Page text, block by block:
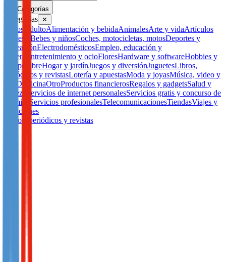
Categorías
Categorías ✕
Todos AdultoAlimentación y bebidaAnimalesArte y vidaArtículos
de fiesta Bebes y niñosCoches, motocicletas, motosDeportes y
recreaciónElectrodomésticosEmpleo, educación y
carrera
Entretenimiento y ocioFloresHardware y softwareHobbies y
tiempo libreHogar y jardínJuegos y diversiónJuguetesLibros,
periódicos y revistasLotería y apuestasModa y joyasMúsica, video y
DVD OficinaOtroProductos financierosRegalos y gadgetsSalud y
belleza
Servicios de internet personalesServicios gratis y concurso de
premios
Servicios profesionalesTelecomunicacionesTiendasViajes y
vacaciones
Libros, periódicos y revistas